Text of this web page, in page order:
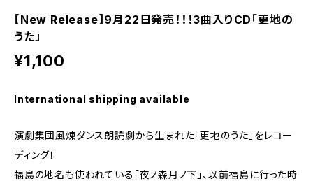
【New Release】9月22日発売！！！3曲入りCD「更地の
うた」
¥1,100
International shipping available
演劇集団風煉ダンス朗読劇から生まれた「更地のうた」をレコー
ディング！
福島の地名も使われている「夜ノ森月ノ下」、以前福島に行った時